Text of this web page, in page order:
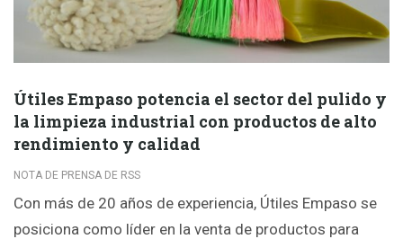
Útiles Empaso potencia el sector del pulido y
la limpieza industrial con productos de alto
rendimiento y calidad
NOTA DE PRENSA DE RSS
Con más de 20 años de experiencia, Útiles Empaso se
posiciona como líder en la venta de productos para